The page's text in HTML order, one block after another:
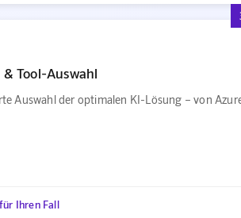
Tool-Auswahl
Auswahl der optimalen KI-Lösung – von
Ihren Fall